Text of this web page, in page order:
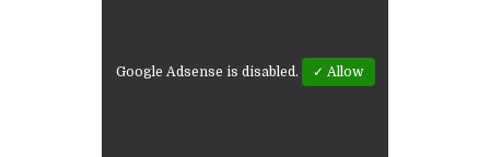
Google Adsense is disabled. ✓ Allow